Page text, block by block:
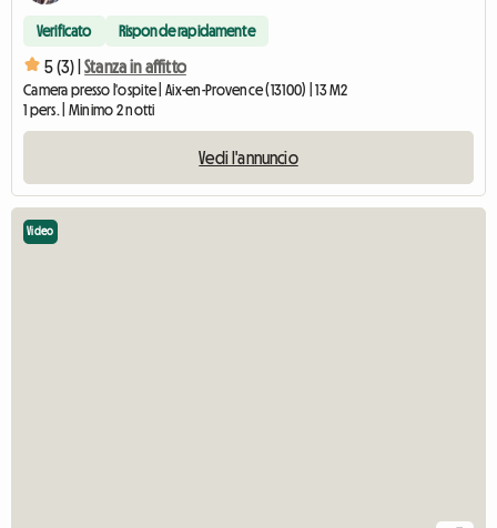
Verificato Risponde rapidamente
5 (3) | Stanza in affitto
Camera presso l'ospite | Aix-en-Provence (13100) | 13 M2
1 pers. | Minimo 2 notti
Vedi l'annuncio
Video